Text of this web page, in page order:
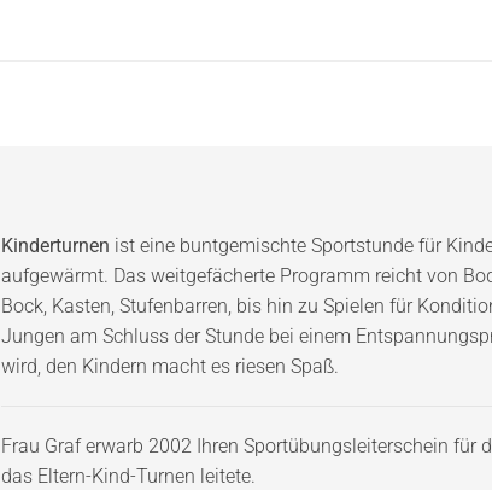
Kinderturnen ist eine buntgemischte Sportstunde für
aufgewärmt. Das weitgefächerte Programm reicht von
Bock, Kasten, Stufenbarren, bis hin zu Spielen für
Jungen am Schluss der Stunde bei einem
wird, den Kindern macht es riesen Spaß.
Frau Graf erwarb 2002 Ihren Sportübungsleiterschein für
das Eltern-Kind-Turnen leitete.